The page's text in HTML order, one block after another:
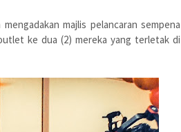
majlis pelancaran sempena
ke dua (2) mereka yang terletak di